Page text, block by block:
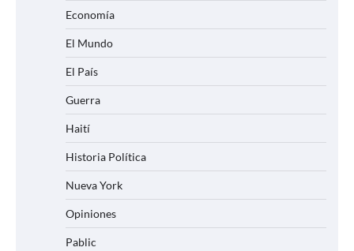
Economía
El Mundo
El País
Guerra
Haití
Historia Política
Nueva York
Opiniones
Pablic